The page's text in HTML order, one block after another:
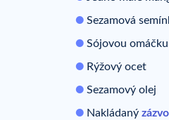
Sezamová
Sójovou
Rýžový ocet
Sezamový olej
Nakládaný